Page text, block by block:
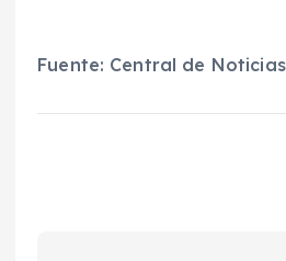
Fuente: Central de